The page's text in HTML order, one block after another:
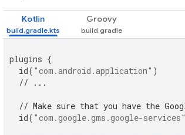
Kotlin Groovy
plugins {
id( "com.android.application" )
// ...
// Make sure that you have the
id( "com.google.gms.google-services"